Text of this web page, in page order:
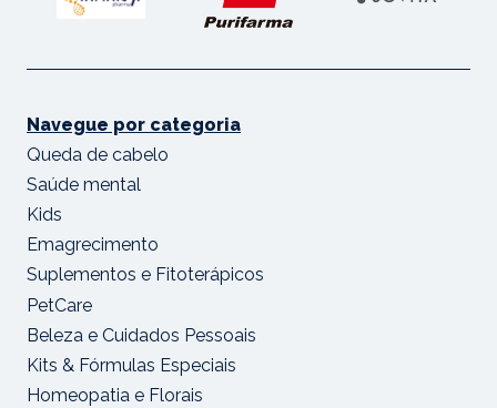
Navegue por categoria
Queda de cabelo
Saúde mental
Kids
Emagrecimento
Suplementos e Fitoterápicos
PetCare
Beleza e Cuidados Pessoais
Kits & Fórmulas Especiais
Homeopatia e Florais